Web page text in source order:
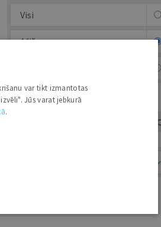
Visi
Afiša
AUTORS
var tikt izmantotas
Jūs varat jebkurā
.